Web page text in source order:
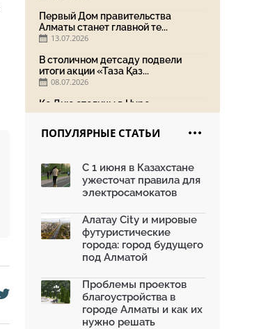
Первый Дом правительства
Алматы станет главной те...
13.07.2026
В столичном детсаду подвели
итоги акции «Таза Қаз...
08.07.2026
Ко Дню столицы в Нуре
благоустроили шесть обществ...
03.07.2026
МЧС усилило мониторинг рек и
02.07.2026
На общественных слушаниях
представили экологическ...
30.06.2026
На слушаниях по корректировке
СЭО Генплана Алматы...
30.06.2026
130-летняя Майская роща в
ПОПУЛЯРНЫЕ СТАТЬИ
С 1 июня в Казахстане
ужесточат правила для
электросамокатов
Алатау City и мировые
футуристические
города: город будущего
под Алматой
Проблемы проектов
благоустройства в
городе Алматы и как их
нужно решать